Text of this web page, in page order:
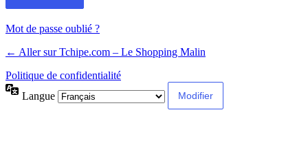
Mot de passe oublié ?
← Aller sur Tchipe.com – Le Shopping Malin
Politique de confidentialité
Langue